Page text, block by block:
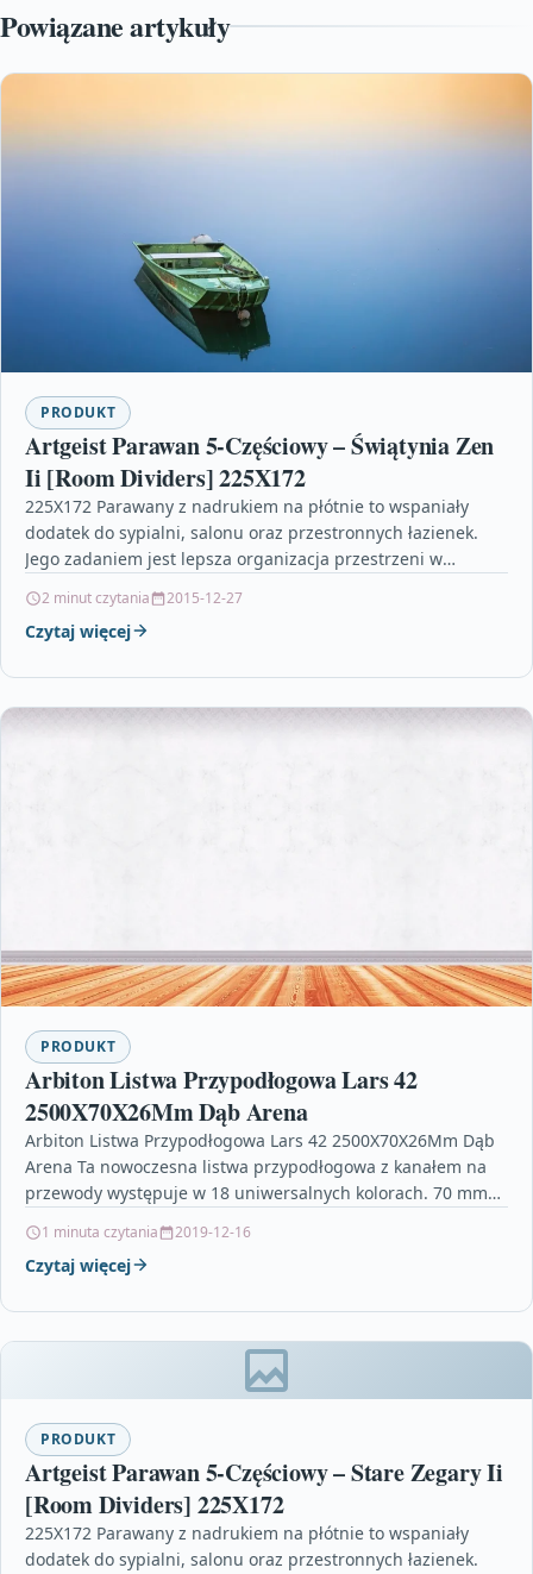
Powiązane artykuły
PRODUKT
Artgeist Parawan 5-Częściowy – Świątynia Zen
Ii [Room Dividers] 225X172
225X172 Parawany z nadrukiem na płótnie to wspaniały
dodatek do sypialni, salonu oraz przestronnych łazienek.
Jego zadaniem jest lepsza organizacja przestrzeni w
2 minut czytania 2015-12-27
Czytaj więcej
PRODUKT
Arbiton Listwa Przypodłogowa Lars 42
2500X70X26Mm Dąb Arena
Arbiton Listwa Przypodłogowa Lars 42 2500X70X26Mm Dąb
Arena Ta nowoczesna listwa przypodłogowa z kanałem na
przewody występuje w 18 uniwersalnych kolorach. 70 mm
1 minuta czytania 2019-12-16
Czytaj więcej
PRODUKT
Artgeist Parawan 5-Częściowy – Stare Zegary Ii
[Room Dividers] 225X172
225X172 Parawany z nadrukiem na płótnie to wspaniały
dodatek do sypialni, salonu oraz przestronnych łazienek.